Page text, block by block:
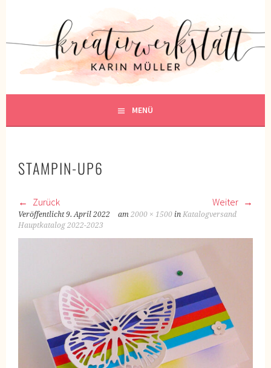
KREATIVWERKSTATT
KREATIV SEIN
MENÜ
STAMPIN-UP6
Zurück Weiter
Veröffentlicht9. April 2022 am2000 × 1500 inKatalogversand
Hauptkatalog 2022-2023